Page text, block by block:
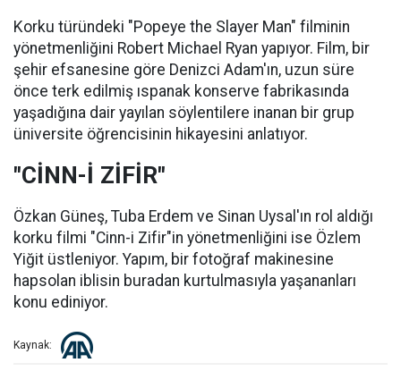
Korku türündeki "Popeye the Slayer Man" filminin
yönetmenliğini Robert Michael Ryan yapıyor. Film, bir
şehir efsanesine göre Denizci Adam'ın, uzun süre
önce terk edilmiş ıspanak konserve fabrikasında
yaşadığına dair yayılan söylentilere inanan bir grup
üniversite öğrencisinin hikayesini anlatıyor.
"CİNN-İ ZİFİR"
Özkan Güneş, Tuba Erdem ve Sinan Uysal'ın rol aldığı
korku filmi "Cinn-i Zifir"in yönetmenliğini ise Özlem
Yiğit üstleniyor. Yapım, bir fotoğraf makinesine
hapsolan iblisin buradan kurtulmasıyla yaşananları
konu ediniyor.
Kaynak: